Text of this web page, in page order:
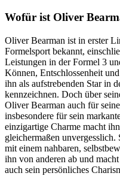
Wofür ist Oliver
Oliver Bearman ist in erster
Formelsport bekannt,
Leistungen in der Formel 3
Können, Entschlossenheit
ihn als aufstrebenden Star in
kennzeichnen. Doch über
Oliver Bearman auch für
insbesondere für sein
einzigartige Charme macht
gleichermaßen
mit einem nahbaren,
ihn von anderen ab und
auch sein persönliches